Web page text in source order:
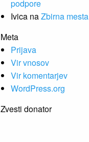
podpore
IvicanaZbirna mesta
Meta
Prijava
Vir vnosov
Vir komentarjev
WordPress.org
Zvesti donator